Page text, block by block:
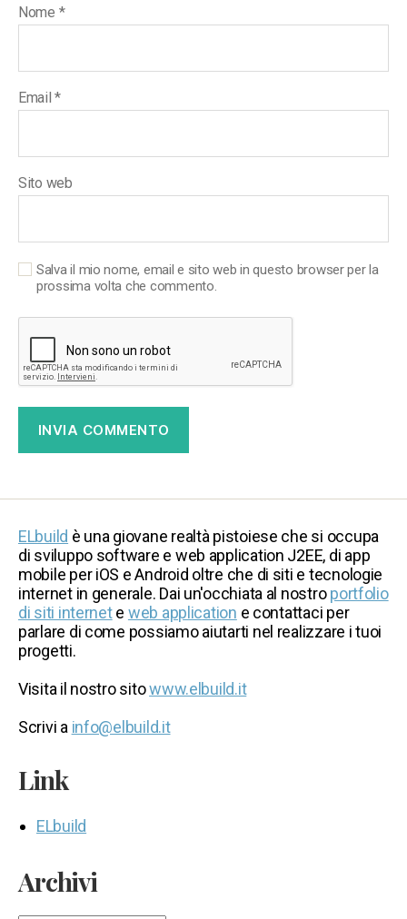
Nome *
Email*
Sito web
Salva il mio nome, email e sito web in questo browser per la
prossima volta che commento.
ELbuild è una giovane realtà pistoiese che si occupa
di sviluppo software e web application J2EE, di app
mobile per iOS e Android oltre che di siti e tecnologie
internet in generale. Dai un'occhiata al nostroportfolio
di siti internete web application e contattaci per
parlare di come possiamo aiutarti nel realizzare i tuoi
progetti.
Visita il nostro sitowww.elbuild.it
Scrivi a info@elbuild.it
Link
ELbuild
Archivi